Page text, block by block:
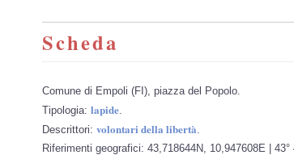
Scheda
Comune di Empoli (FI), piazza del Popolo.
Tipologia: lapide
Descrittori: volontari della libertà
Riferimenti geografici: 43,718644N, 10,947608E |